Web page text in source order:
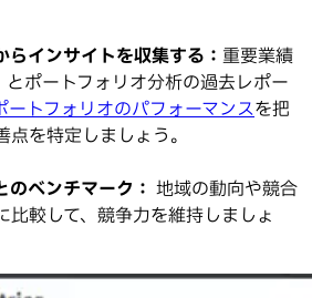
らインサイトを収集する： 重要業績
ポートフォリオ分析の過去レポー
ートフォリオのパフォーマンスを把
を特定しましょう。
ベンチマーク： 地域の動向や競合
比較して、競争力を維持しましょ